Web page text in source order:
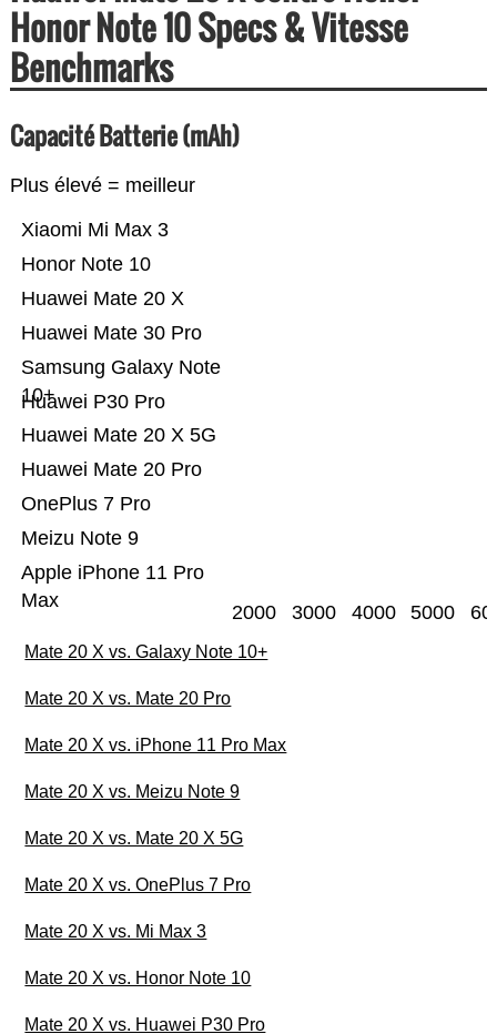
Honor Note 10 Specs & Vitesse
Benchmarks
Capacité Batterie (mAh)
Plus élevé = meilleur
Apple iPhone 11 Pro
Max
Meizu Note 9
OnePlus 7 Pro
Huawei Mate 20 Pro
Huawei Mate 20 X 5G
Huawei P30 Pro
Samsung Galaxy Note
10+
Huawei Mate 30 Pro
Huawei Mate 20 X
Honor Note 10
Xiaomi Mi Max 3
2000 3000 4000 5000
Mate 20 X vs. Galaxy Note 10+
Mate 20 X vs. Mate 20 Pro
Mate 20 X vs. iPhone 11 Pro Max
Mate 20 X vs. Meizu Note 9
Mate 20 X vs. Mate 20 X 5G
Mate 20 X vs. OnePlus 7 Pro
Mate 20 X vs. Mi Max 3
Mate 20 X vs. Honor Note 10
Mate 20 X vs. Huawei P30 Pro